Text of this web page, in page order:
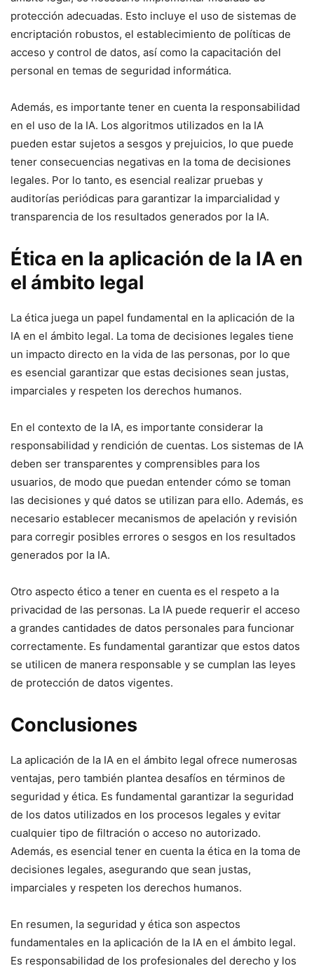
protección adecuadas. Esto incluye el uso de sistemas de
encriptación robustos, el establecimiento de políticas de
acceso y control de datos, así como la capacitación del
personal en temas de seguridad informática.
Además, es importante tener en cuenta la responsabilidad
en el uso de la IA. Los algoritmos utilizados en la IA
pueden estar sujetos a sesgos y prejuicios, lo que puede
tener consecuencias negativas en la toma de decisiones
legales. Por lo tanto, es esencial realizar pruebas y
auditorías periódicas para garantizar la imparcialidad y
transparencia de los resultados generados por la IA.
Ética en la aplicación de la IA en
el ámbito legal
La ética juega un papel fundamental en la aplicación de la
IA en el ámbito legal. La toma de decisiones legales tiene
un impacto directo en la vida de las personas, por lo que
es esencial garantizar que estas decisiones sean justas,
imparciales y respeten los derechos humanos.
En el contexto de la IA, es importante considerar la
responsabilidad y rendición de cuentas. Los sistemas de IA
deben ser transparentes y comprensibles para los
usuarios, de modo que puedan entender cómo se toman
las decisiones y qué datos se utilizan para ello. Además, es
necesario establecer mecanismos de apelación y revisión
para corregir posibles errores o sesgos en los resultados
generados por la IA.
Otro aspecto ético a tener en cuenta es el respeto a la
privacidad de las personas. La IA puede requerir el acceso
a grandes cantidades de datos personales para funcionar
correctamente. Es fundamental garantizar que estos datos
se utilicen de manera responsable y se cumplan las leyes
de protección de datos vigentes.
Conclusiones
La aplicación de la IA en el ámbito legal ofrece numerosas
ventajas, pero también plantea desafíos en términos de
seguridad y ética. Es fundamental garantizar la seguridad
de los datos utilizados en los procesos legales y evitar
cualquier tipo de filtración o acceso no autorizado.
Además, es esencial tener en cuenta la ética en la toma de
decisiones legales, asegurando que sean justas,
imparciales y respeten los derechos humanos.
En resumen, la seguridad y ética son aspectos
fundamentales en la aplicación de la IA en el ámbito legal.
Es responsabilidad de los profesionales del derecho y los